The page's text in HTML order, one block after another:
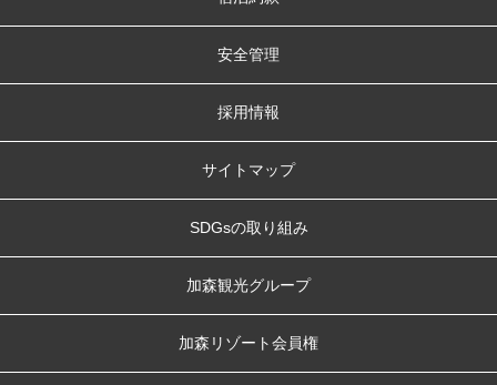
安全管理
採用情報
サイトマップ
SDGsの取り組み
加森観光グループ
加森リゾート会員権